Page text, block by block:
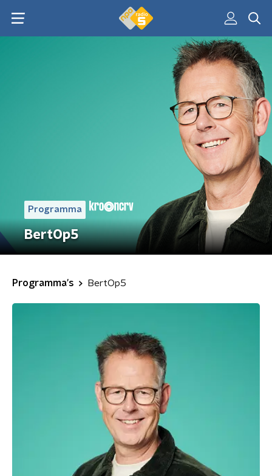
Programma
BertOp5
Programma's BertOp5